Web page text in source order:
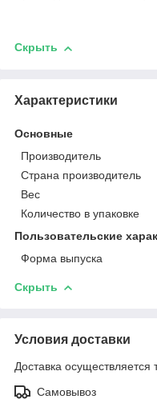
Скрыть
Характеристики
Основные
Производитель
Страна производитель
Вес
Количество в упаковке
Пользовательские
Форма выпуска
Скрыть
Условия доставки
Доставка осуществляется
Самовывоз